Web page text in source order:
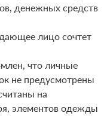
денежных средств
лицо сочтет
что личные
не предусмотрены
на
элементов одежды